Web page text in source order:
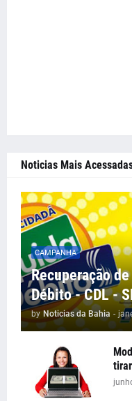
Noticias Mais
CAMPANHA
Recuperação
Débito - CDL -
by Noticias da Bahia -